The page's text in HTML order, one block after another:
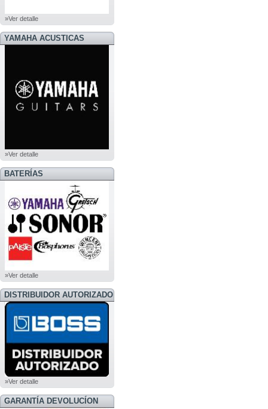
»Ver detalle
YAMAHA ACUSTICAS
»Ver detalle
BATERÍAS
»Ver detalle
DISTRIBUIDOR AUTORIZADO
BOSS
»Ver detalle
GARANTÍA DEVOLUCÍON